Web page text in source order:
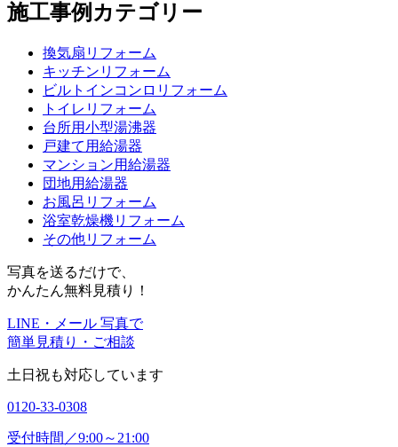
施工事例カテゴリー
換気扇リフォーム
キッチンリフォーム
ビルトインコンロリフォーム
トイレリフォーム
台所用小型湯沸器
戸建て用給湯器
マンション用給湯器
団地用給湯器
お風呂リフォーム
浴室乾燥機リフォーム
その他リフォーム
写真を送るだけで、
かんたん無料見積り！
LINE・メール 写真で
簡単見積り・ご相談
土日祝も対応しています
0120-33-0308
受付時間／9:00～21:00